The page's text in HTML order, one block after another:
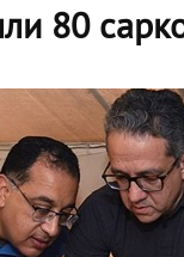
80